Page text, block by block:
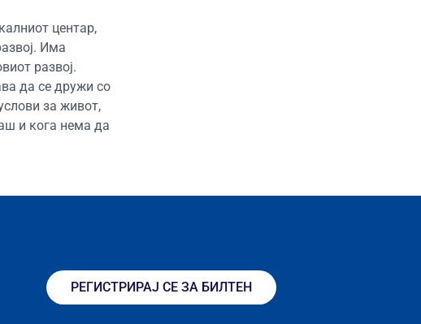
центар,
Има
развој.
да се дружи со
за живот,
и кога нема да
РЕГИСТРИРАЈ СЕ ЗА БИЛТЕН